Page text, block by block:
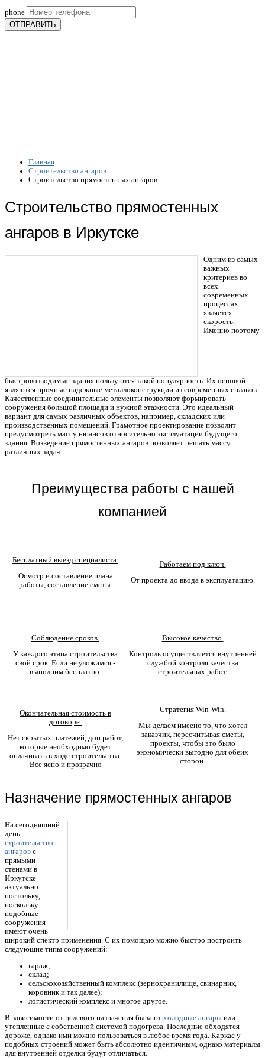
phone
ОТПРАВИТЬ
Главная
Строительство ангаров
Строительство прямостенных ангаров
Строительство прямостенных
ангаров в Иркутске
Одним из самых
важных
критериев во
всех
современных
процессах
является
скорость.
Именно поэтому
быстровозводимые здания пользуются такой популярность. Их основой
являются прочные надежные металлоконструкции из современных сплавов.
Качественные соединительные элементы позволяют формировать
сооружения большой площади и нужной этажности. Это идеальный
вариант для самых различных объектов, например, складских или
производственных помещений. Грамотное проектирование позволит
предусмотреть массу нюансов относительно эксплуатации будущего
здания. Возведение прямостенных ангаров позволяет решать массу
различных задач.
Преимущества работы с нашей
компанией
Бесплатный выезд специалиста.
Осмотр и составление плана
работы, составление сметы.
Работаем под ключ.
От проекта до ввода в эксплуатацию.
Соблюдение сроков.
У каждого этапа строительства
свой срок. Если не уложимся -
выполним бесплатно.
Высокое качество.
Контроль осуществляется внутренней
службой контроля качества
строительных работ.
Окончательная стоимость в
договоре.
Нет скрытых платежей, доп.работ,
которые необходимо будет
оплачивать в ходе строительства.
Все ясно и прозрачно
Стратегия Win-Win.
Мы делаем имеено то, что хотел
заказчик, пересчитывая сметы,
проекты, чтобы это было
экономически выгодно для обеих
сторон.
Назначение прямостенных ангаров
На сегодняшний
день
строительство
ангаров с
прямыми
стенами в
Иркутске
актуально
постольку,
поскольку
подобные
сооружения
имеют очень
широкий спектр применения. С их помощью можно быстро построить
следующие типы сооружений:
гараж;
склад;
сельскохозяйственный комплекс (зернохранилище, свинарник,
коровник и так далее);
логистический комплекс и многое другое.
В зависимости от целевого назначения бывают холодные ангары или
утепленные с собственной системой подогрева. Последние обходятся
дороже, однако ими можно пользоваться в любое время года. Каркас у
подобных строений может быть абсолютно идентичным, однако материалы
для внутренней отделки будут отличаться.